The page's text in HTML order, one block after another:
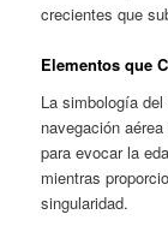
crecientes que
Elementos que
La simbología
navegación
para evocar la
mientras
singularidad.